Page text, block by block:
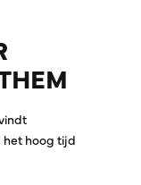
het hoog tijd